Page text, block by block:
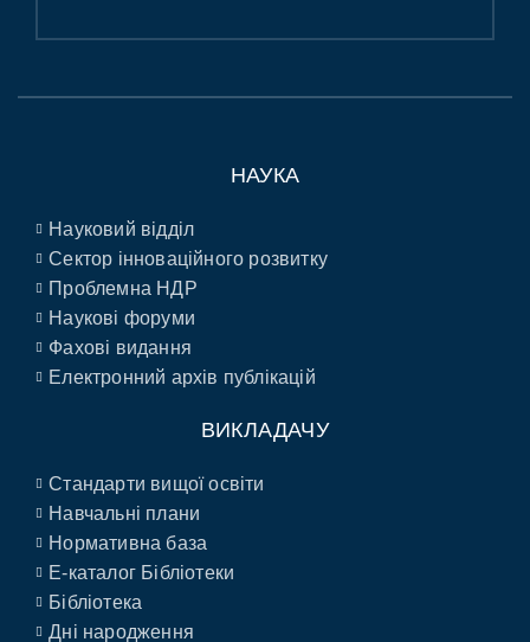
НАУКА
Науковий відділ
Сектор інноваційного розвитку
Проблемна НДР
Наукові форуми
Фахові видання
Електронний архів публікацій
ВИКЛАДАЧУ
Стандарти вищої освіти
Навчальні плани
Нормативна база
E-каталог Бібліотеки
Бібліотека
Дні народження